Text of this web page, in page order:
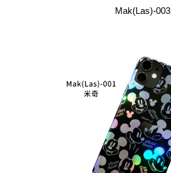
Mak(Las)-003